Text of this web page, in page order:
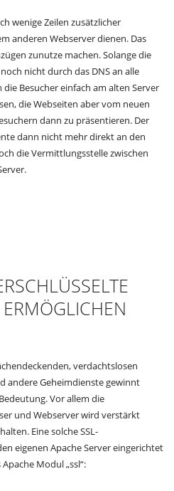
wenige Zeilen zusätzlicher
anderen Webserver dienen. Das
zunutze machen. Solange die
nicht durch das DNS an alle
Besucher einfach am alten Server
die Webseiten aber vom neuen
dann zu präsentieren. Der
dann nicht mehr direkt an den
die Vermittlungsstelle zwischen
verdachtslosen
andere Geheimdienste gewinnt
Vor allem die
und Webserver wird verstärkt
Eine solche SSL-
eigenen Apache Server eingerichtet
Modul „ssl“: